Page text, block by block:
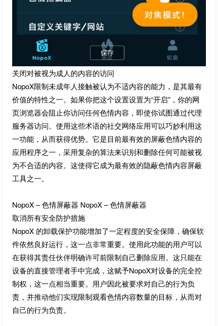
关闭对被视为成人的内容的访问
NopoX限制未成年人接触被认为不适内容的能力，是其最有
价值的特性之一。如果你把这个设置设置为“开启”，你的网
页浏览器会阻止你访问任何色情内容，即使你试图通过代理
服务器访问。使用这些术语的社交网络应用可以巧妙利用这
一功能，从而获得优势。它是目前最有效的屏蔽色情内容的
应用程序之一，采用复杂的算法来识别和删除任何可能被视
为不合适的内容。这使得它成为最有效的隐蔽色情内容屏蔽
工具之一。
NopoX – 色情屏蔽器 NopoX – 色情屏蔽器
取消所有安全防护措施
NopoX 的卸载保护功能增加了一定程度的安全保障，确保软
件依然良好运行，这一点非常重要。使用此功能的用户可以
在获得其责任伙伴明确许可前限制自己删除应用。这只能在
设备的直接管理者手中完成，这赋予NopoX对设备的完全控
制权，这一点相当重要。用户因此被要求对自己的行为负
责，并推动他们实现限制观看色情内容数量的目标，从而对
自己的行为负责。